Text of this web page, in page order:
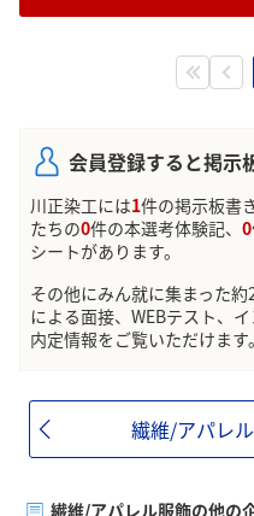
会員登録すると掲示
川正染工には1件の掲示板書
たちの0件の本選考体験記、 0
シートがあります。
その他にみん就に集まった
による面接、WEBテスト、
内定情報をご覧いただけます。
繊維/アパレ
繊維/アパレル服飾の他の